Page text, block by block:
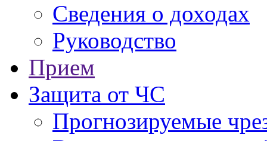
Сведения о доходах
Руководство
Прием
Защита от ЧС
Прогнозируемые